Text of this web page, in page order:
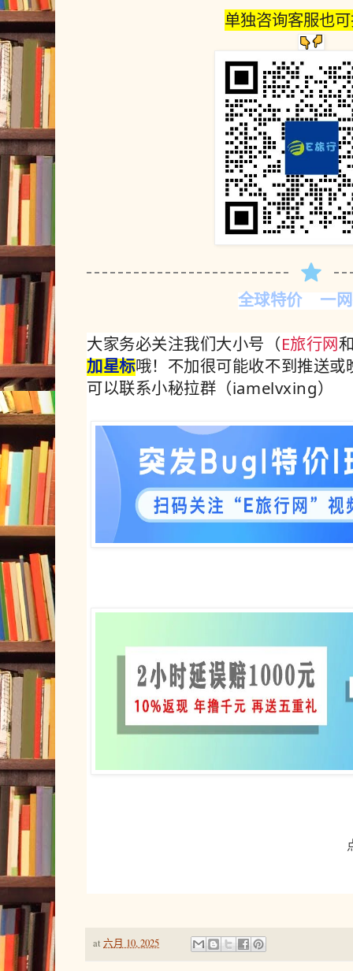
单独咨询客服也
全球特价 一
大家务必关注我们大小号（E旅行网
加星标哦！不加很可能收不到推送或
可以联系小秘拉群（iamelvxing）
at 六月 10, 2025